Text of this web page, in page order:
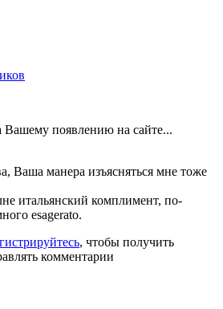
Вашему появлению на сайте...
Ваша манера изъясняться мне тоже
итальянский комплимент, по-
esagerato.
, чтобы получить
комментарии